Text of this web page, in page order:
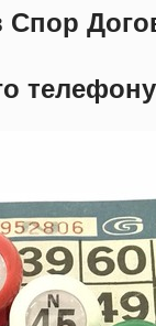
телефону